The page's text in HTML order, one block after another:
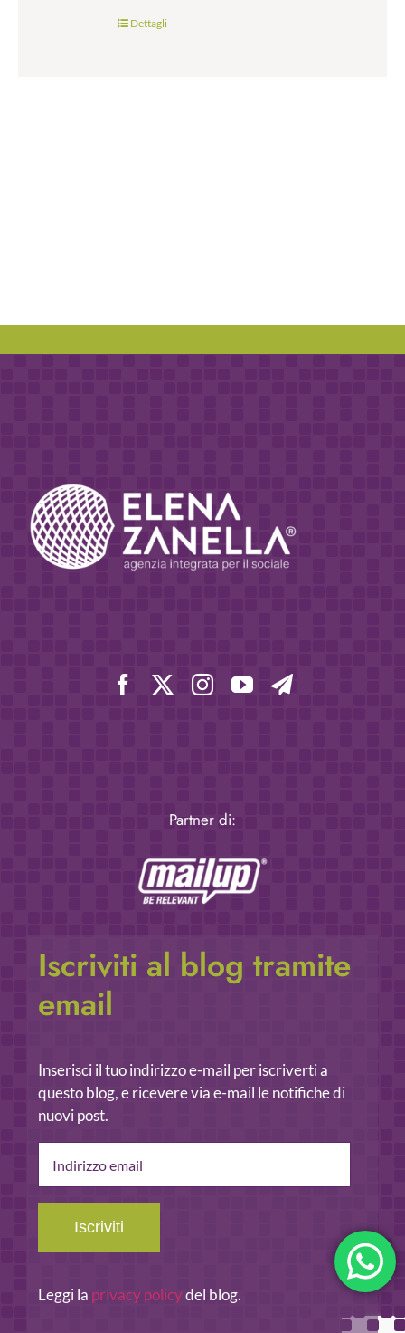
Dettagli
Partner di:
Iscriviti al blog tramite
email
Inserisci il tuo indirizzo e-mail per iscriverti a
questo blog, e ricevere via e-mail le notifiche di
nuovi post.
email
Iscriviti
Leggi la privacy policydel blog.